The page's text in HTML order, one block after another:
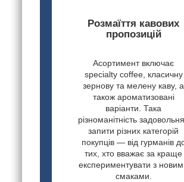
Розмаїття кавових
пропозицій
Асортимент включає
specialty coffee, класичну
зернову та мелену каву, а
також ароматизовані
варіанти. Така
різноманітність
запити різних категорій
покупців — від гурманів
тих, хто вважає за краще
експериментувати з
смаками.